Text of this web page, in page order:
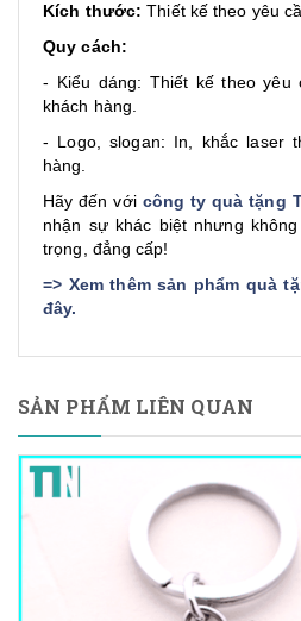
Kích thước: Thiết kế theo yêu
Quy cách:
- Kiểu dáng: Thiết kế theo yêu
khách hàng.
- Logo, slogan: In, khắc laser
hàng.
Hãy đến với công ty quà tặng
nhận sự khác biệt nhưng
trọng, đẳng cấp!
=> Xem thêm sản phẩm quà
đây.
SẢN PHẨM LIÊN QUAN